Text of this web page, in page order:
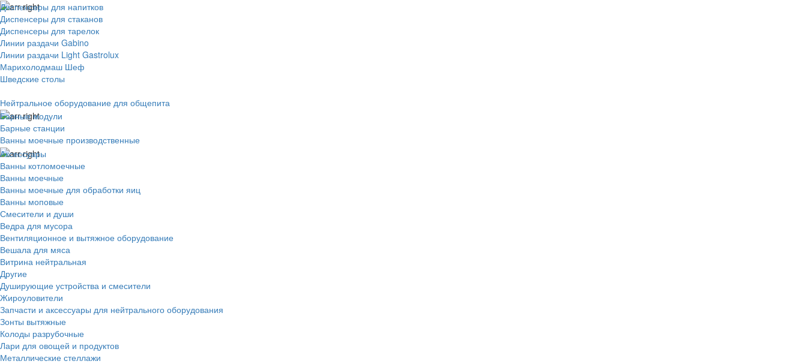
Диспенсеры для напитков
Диспенсеры для стаканов
Диспенсеры для тарелок
Линии раздачи Gabino
Линии раздачи Light Gastrolux
Марихолодмаш Шеф
Шведские столы
Нейтральное оборудование для общепита
Барные модули
Барные станции
Ванны моечные производственные
Аксессуары
Ванны котломоечные
Ванны моечные
Ванны моечные для обработки яиц
Ванны моповые
Смесители и души
Ведра для мусора
Вентиляционное и вытяжное оборудование
Вешала для мяса
Витрина нейтральная
Другие
Душирующие устройства и смесители
Жироуловители
Запчасти и аксессуары для нейтрального оборудования
Зонты вытяжные
Колоды разрубочные
Лари для овощей и продуктов
Металлические стеллажи